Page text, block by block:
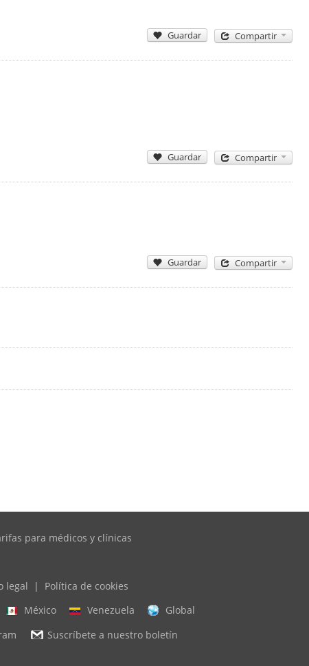
Guardar Compartir
Guardar Compartir
Guardar Compartir
para médicos y clínicas
legal |
Política de cookies
México Venezuela
Global
Suscríbete a nuestro boletín